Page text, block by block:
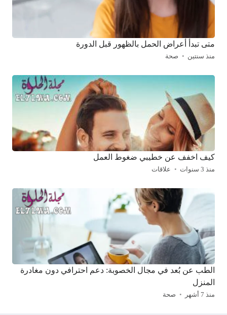
متى تبدأ أعراض الحمل بالظهور قبل الدورة
منذ سنتين صحة
كيف اخفف عن خطيبي ضغوط العمل
منذ 3 سنوات علاقات
الطب عن بُعد في مجال الخصوبة: دعم احترافي دون مغادرة
المنزل
منذ 7 أشهر صحة